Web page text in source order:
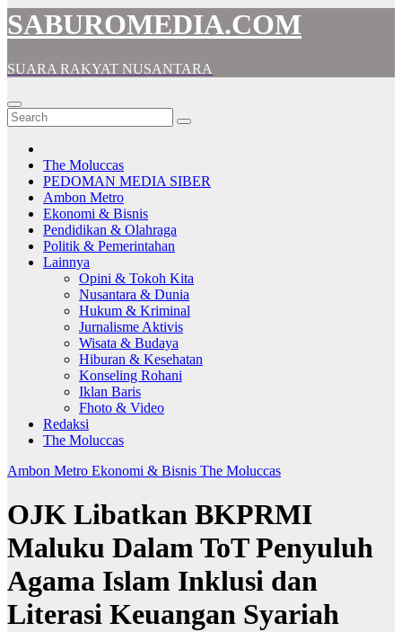
SABUROMEDIA.COM
SUARA RAKYAT NUSANTARA
The Moluccas
PEDOMAN MEDIA SIBER
Ambon Metro
Ekonomi & Bisnis
Pendidikan & Olahraga
Politik & Pemerintahan
Lainnya
Opini & Tokoh Kita
Nusantara & Dunia
Hukum & Kriminal
Jurnalisme Aktivis
Wisata & Budaya
Hiburan & Kesehatan
Konseling Rohani
Iklan Baris
Fhoto & Video
Redaksi
The Moluccas
Ambon Metro Ekonomi & Bisnis The Moluccas
OJK Libatkan BKPRMI
Maluku Dalam ToT Penyuluh
Agama Islam Inklusi dan
Literasi Keuangan Syariah